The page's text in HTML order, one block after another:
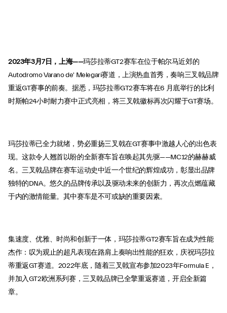
2023年3月7日，上海——玛莎拉蒂GT2赛车在位于帕尔马近郊的
Autodromo Varano de' Melegari赛道，上演热血首秀，奏响三叉戟品牌
重返GT赛事的前奏。据悉，玛莎拉蒂GT2赛车将在6 月底举行的比利
时斯帕24小时耐力赛中正式亮相，将三叉戟徽标再次闪耀于GT赛场。
玛莎拉蒂已全力就绪，势必重扬三叉戟在GT赛事中激越人心的出色表
现。这款令人翘首以盼的全新赛车旨在唤起其先驱——MC12的赫赫威
名。三叉戟品牌在赛车运动史中近一个世纪的辉煌成功，彰显出品牌
独特的DNA。悠久的品牌传承以及驱动未来的创新力，再次点燃蕴藏
于内的激情能量。其中赛车是不可或缺的重要因素。
集速度、优雅、时尚和创新于一体，玛莎拉蒂GT2赛车旨在成为性能
杰作：叹为观止的超凡表现在路肩上奏响出性能的狂欢，庆祝玛莎拉
蒂重返GT赛道。2022年底，随着三叉戟宣布参加2023年Formula E，
并加入GT2欧洲系列赛，三叉戟品牌已全擎重返赛道，开启全新篇
章。